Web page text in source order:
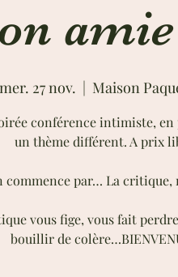
mer. 27 nov.
  |
Maison
conférence intimiste,
un thème différent. A prix
commence par… La critique,
vous fige, vous fait